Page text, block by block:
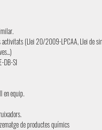
activitats (Llei 20/2009-LPCAA, Llei de
DB-SI
en equip.
de productes químics